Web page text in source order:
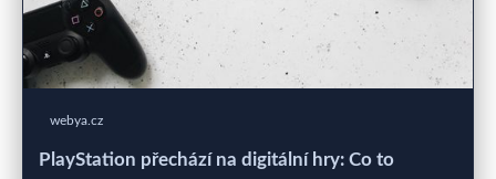
webya.cz
PlayStation přechází na digitální hry: Co to